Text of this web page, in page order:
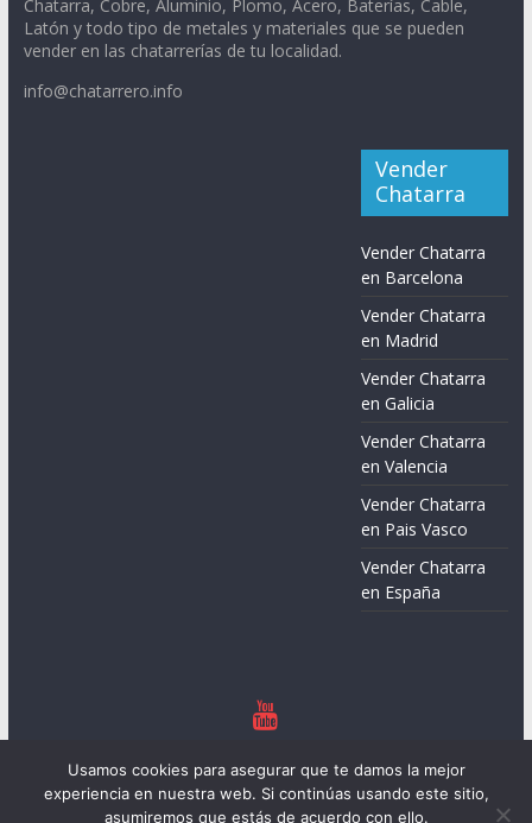
Chatarra, Cobre, Aluminio, Plomo, Acero, Baterías, Cable,
Latón y todo tipo de metales y materiales que se pueden
vender en las chatarrerías de tu localidad.
info@chatarrero.info
Vender
Chatarra
Vender Chatarra
en Barcelona
Vender Chatarra
en Madrid
Vender Chatarra
en Galicia
Vender Chatarra
en Valencia
Vender Chatarra
en Pais Vasco
Vender Chatarra
en España
derechos reservados.
Tema:ColorMagpor ThemeGrill. Funciona conWordPress
Usamos cookies para asegurar que te damos la mejor
experiencia en nuestra web. Si continúas usando este sitio,
asumiremos que estás de acuerdo con ello.